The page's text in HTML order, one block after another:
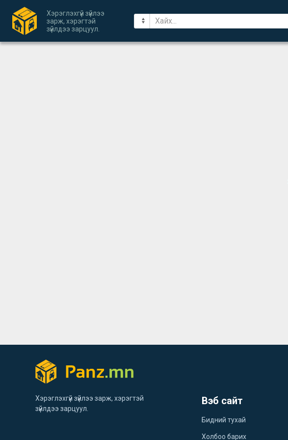
Хэрэглэхгүй зүйлээ
зарж, хэрэгтэй
зүйлдээ зарцуул.
Хэрэглэхгүй зүйлээ зарж, хэрэгтэй
зүйлдээ зарцуул.
Вэб сайт
Бидний тухай
Холбоо барих